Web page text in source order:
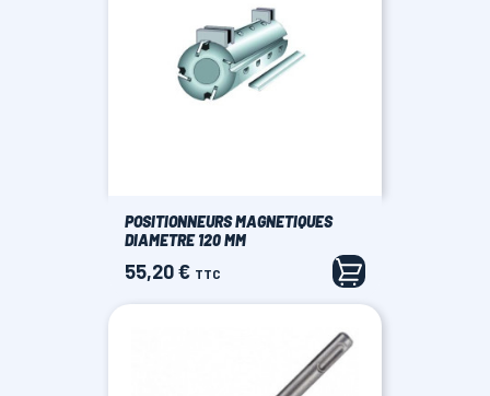
POSITIONNEURS MAGNETIQUES
DIAMETRE 120 MM
Prix
55,20 € TTC